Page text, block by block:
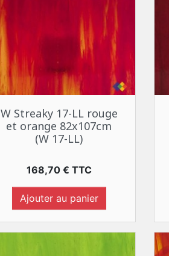
Aperçu rapide
W Streaky 17-LL rouge
et orange 82x107cm
(W 17-LL)
Prix
168,70 € TTC
Ajouter au panier